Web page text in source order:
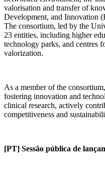
valorisation and transfer of
Development, and Innovation
The consortium, led by the
23 entities, including higher
technology parks, and centres
valorization.
As a member of the
fostering innovation and
clinical research, actively
competitiveness and
[PT] Sessão pública de